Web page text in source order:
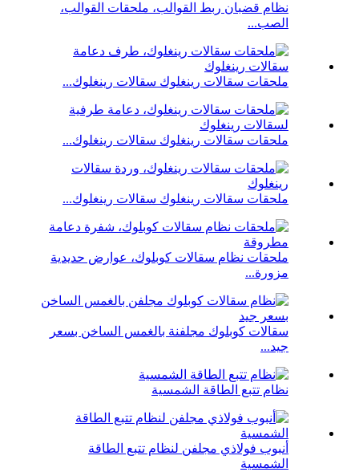
نظام قضبان ربط القوالب، ملحقات القوالب،
الصب...
ملحقات سقالات رينغلوك سقالات رينغلوك...
ملحقات سقالات رينغلوك سقالات رينغلوك...
ملحقات سقالات رينغلوك سقالات رينغلوك...
ملحقات نظام سقالات كوبلوك، عوارض حديدية
مزورة...
سقالات كوبلوك مجلفنة بالغمس الساخن بسعر
جيد...
نظام تتبع الطاقة الشمسية
أنبوب فولاذي مجلفن لنظام تتبع الطاقة
الشمسية